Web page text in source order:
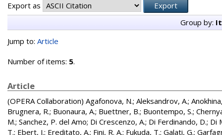
Export as
Group by:
Jump to: Article
Number of items: 5.
Article
(OPERA Collaboration) Agafonova, N.; Aleksandrov, A.;
Brugnera, R.; Buonaura, A.; Buettner, B.; Buontempo, S.;
M.; Sanchez, P. del Amo; Di Crescenzo, A.; Di Ferdinando, D.; Di
T.; Ebert, J.; Ereditato, A.; Fini, R. A.; Fukuda, T.; Galati, G.;